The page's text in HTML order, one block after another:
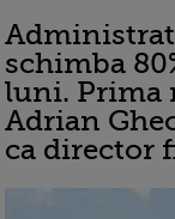
schimba
luni. Prima
Adrian
ca director